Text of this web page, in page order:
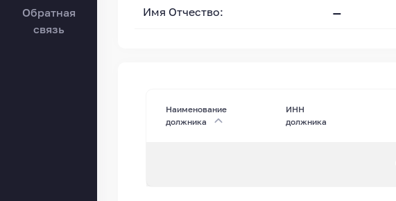
Обратная
связь
Имя Отчество: —
Наименование
должника
ИНН
должника